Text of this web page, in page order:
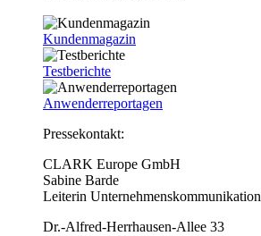
Kundenmagazin
Testberichte
Anwenderreportagen
Pressekontakt:
CLARK Europe GmbH
Sabine Barde
Leiterin Unternehmenskommunikation
Dr.-Alfred-Herrhausen-Allee 33